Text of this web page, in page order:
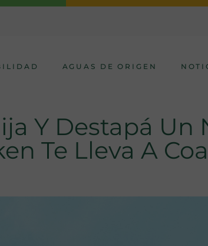
AGUAS DE ORIGEN
Y Destapá Un
Te Lleva A